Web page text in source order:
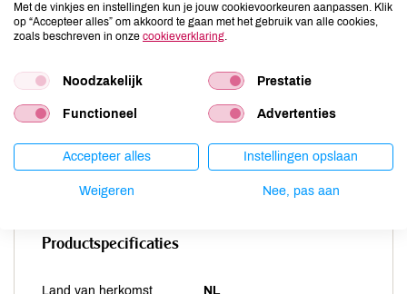
Schaaldieren
niet aanwezig
Selderij
niet aanwezig
Soja
niet aanwezig
Vis
niet aanwezig
Zwaveldioxide / sulfieten
niet aanwezig
Productspecificaties
Land van herkomst NL
Met de vinkjes en instellingen kun je jouw cookievoorkeuren aanpassen. Klik
op “Accepteer alles” om akkoord te gaan met het gebruik van alle cookies,
zoals beschreven in onze cookieverklaring.
Noodzakelijk Prestatie
Functioneel Advertenties
Accepteer alles Instellingen opslaan
Weigeren Nee, pas aan